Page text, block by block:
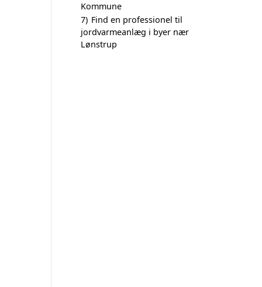
Kommune
7) Find en professionel til
jordvarmeanlæg i byer nær
Lønstrup